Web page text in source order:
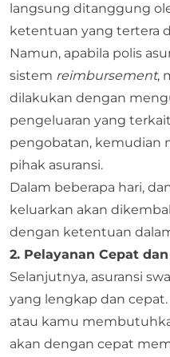
langsung ditanggung
ketentuan yang tertera
Namun, apabila polis
sistem reimbursement,
dilakukan dengan
pengeluaran yang
pengobatan, kemudian
pihak asuransi.
Dalam beberapa hari,
keluarkan akan
dengan ketentuan
2. Pelayanan Cepat
Selanjutnya, asuransi
yang lengkap dan
atau kamu
akan dengan cepat